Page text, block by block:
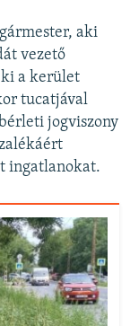
aki
vezető
a kerület
tucatjával
jogviszony
ingatlanokat.